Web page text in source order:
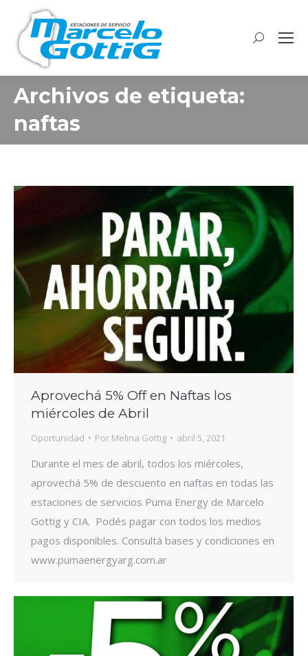
Buscar:
Archivos de etiqueta:
naftas
Aprovechá 5% Off en Naftas los
miércoles de Abril
Oportunidad Por Melina Gottig abril 5, 2021
Durante el mes de abril, todos los miércoles,
aprovechá 5% de descuento en naftas en todas las
estaciones de servicios Puma Energy de Marcelo
Gottig y CIA. Podés pagar con todos los medios
pagos disponibles. Consultá bases y condiciones en
www.pumaenergyarg.com.ar